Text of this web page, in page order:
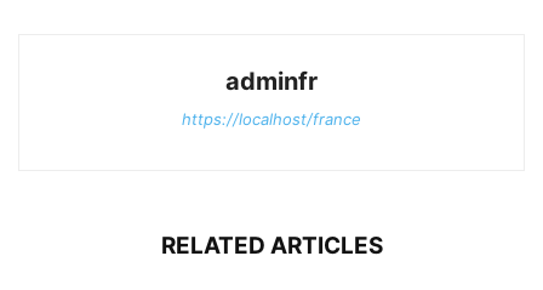
adminfr
https://localhost/france
RELATED ARTICLES